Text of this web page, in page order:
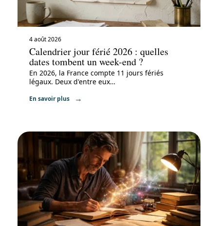
4 août 2026
Calendrier jour férié 2026 : quelles
dates tombent un week-end ?
En 2026, la France compte 11 jours fériés
légaux. Deux d'entre eux…
En savoir plus